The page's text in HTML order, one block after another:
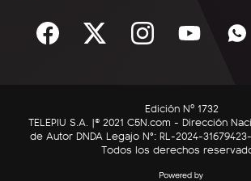
Sociedad
C5N Autos
RatingCero
Términos y condiciones
Edición Nº 1732
TELEPIU S.A. |© 2021 C5N.com - Dirección
de Autor DNDA Legajo N°: RL-2024-
Todos los derechos